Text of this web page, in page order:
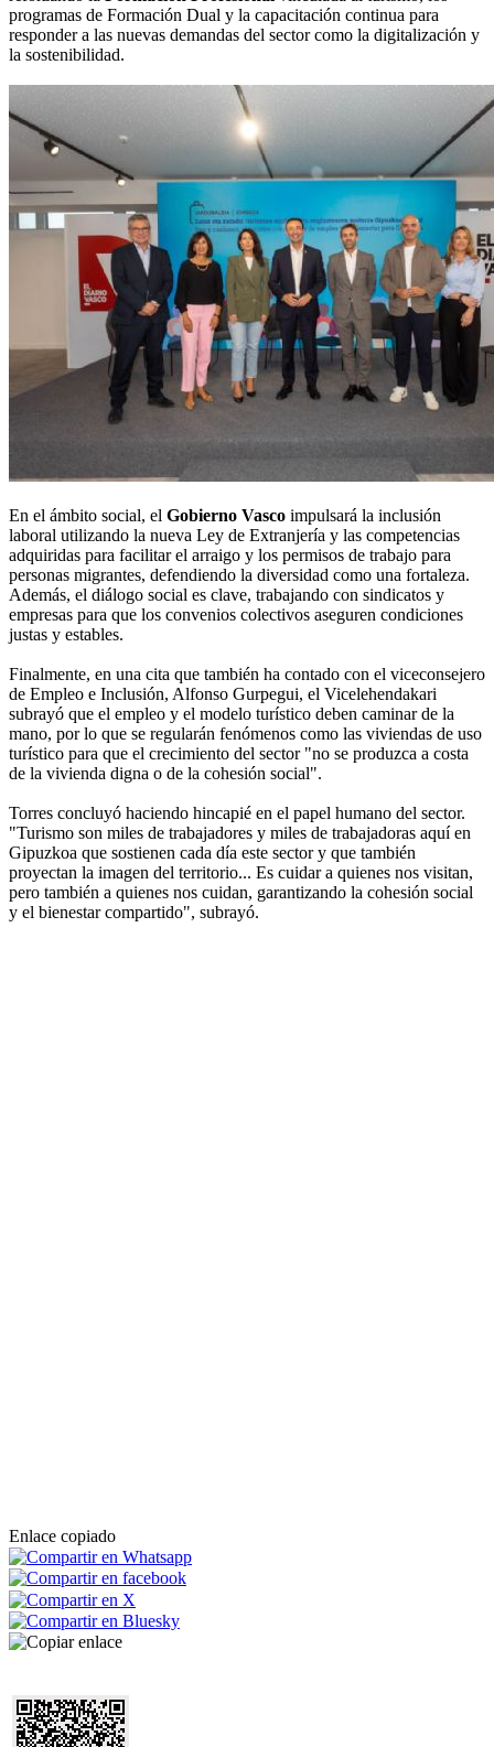
programas de Formación Dual y la capacitación continua para
responder a las nuevas demandas del sector como la digitalización y
la sostenibilidad.
En el ámbito social, el Gobierno Vasco impulsará la inclusión
laboral utilizando la nueva Ley de Extranjería y las competencias
adquiridas para facilitar el arraigo y los permisos de trabajo para
personas migrantes, defendiendo la diversidad como una fortaleza.
Además, el diálogo social es clave, trabajando con sindicatos y
empresas para que los convenios colectivos aseguren condiciones
justas y estables.
Finalmente, en una cita que también ha contado con el viceconsejero
de Empleo e Inclusión, Alfonso Gurpegui, el Vicelehendakari
subrayó que el empleo y el modelo turístico deben caminar de la
mano, por lo que se regularán fenómenos como las viviendas de uso
turístico para que el crecimiento del sector "no se produzca a costa
de la vivienda digna o de la cohesión social".
Torres concluyó haciendo hincapié en el papel humano del sector.
"Turismo son miles de trabajadores y miles de trabajadoras aquí en
Gipuzkoa que sostienen cada día este sector y que también
proyectan la imagen del territorio... Es cuidar a quienes nos visitan,
pero también a quienes nos cuidan, garantizando la cohesión social
y el bienestar compartido", subrayó.
Enlace copiado